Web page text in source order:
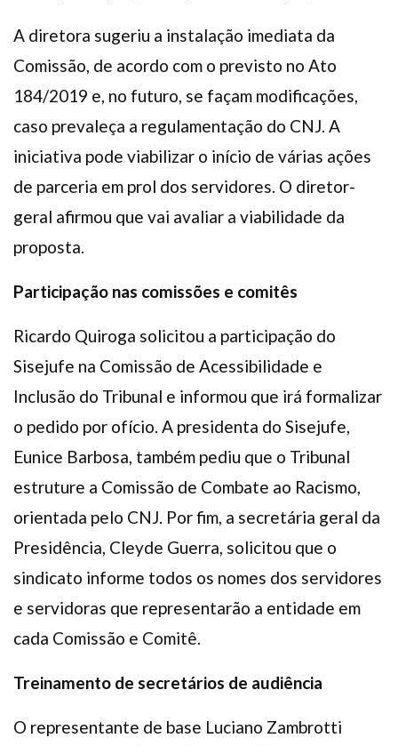
A diretora sugeriu a instalação imediata da
Comissão, de acordo com o previsto no Ato
184/2019 e, no futuro, se façam modificações,
caso prevaleça a regulamentação do CNJ. A
iniciativa pode viabilizar o início de várias ações
de parceria em prol dos servidores. O diretor-
geral afirmou que vai avaliar a viabilidade da
proposta.
Participação nas comissões e comitês
Ricardo Quiroga solicitou a participação do
Sisejufe na Comissão de Acessibilidade e
Inclusão do Tribunal e informou que irá formalizar
o pedido por ofício. A presidenta do Sisejufe,
Eunice Barbosa, também pediu que o Tribunal
estruture a Comissão de Combate ao Racismo,
orientada pelo CNJ. Por fim, a secretária geral da
Presidência, Cleyde Guerra, solicitou que o
sindicato informe todos os nomes dos servidores
e servidoras que representarão a entidade em
cada Comissão e Comitê.
Treinamento de secretários de audiência
O representante de base Luciano Zambrotti